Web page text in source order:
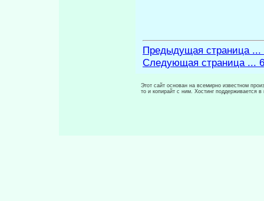
Предыдущая страница ...
Следующая страница ...
Этот сайт основан на всемирно известном
то и копирайт с ним. Хостинг поддерживается